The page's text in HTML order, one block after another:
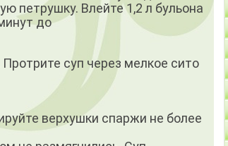
петрушку. Влейте 1,2 л бу­льона
до
суп через мелкое сито
верхушки спаржи не более